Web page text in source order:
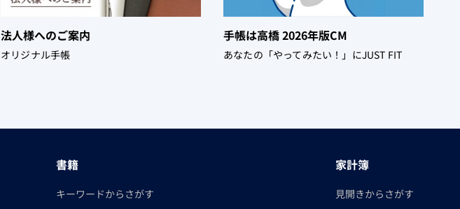
法人様へのご案内
オリジナル手帳
手帳は高橋 2026年版CM
あなたの「やってみたい！」にJUST FIT
書籍
キーワードからさがす
家計簿
見開きからさがす